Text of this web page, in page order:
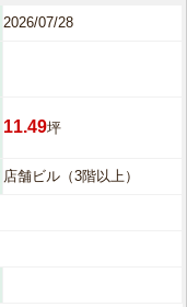
2026/07/28
11.49坪
店舗ビル（3階以上）